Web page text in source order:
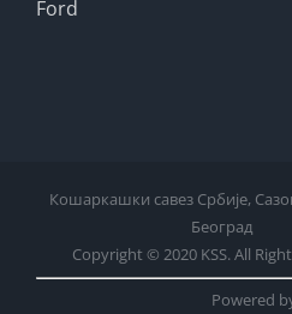
Ford
Кошаркашки савез Србије,
Београд
Copyright © 2020 KSS. All
Powered